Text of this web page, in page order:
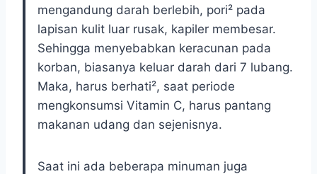
mengandung darah berlebih, pori² pada
lapisan kulit luar rusak, kapiler membesar.
Sehingga menyebabkan keracunan pada
korban, biasanya keluar darah dari 7 lubang.
Maka, harus berhati², saat periode
mengkonsumsi Vitamin C, harus pantang
makanan udang dan sejenisnya.
Saat ini ada beberapa minuman juga